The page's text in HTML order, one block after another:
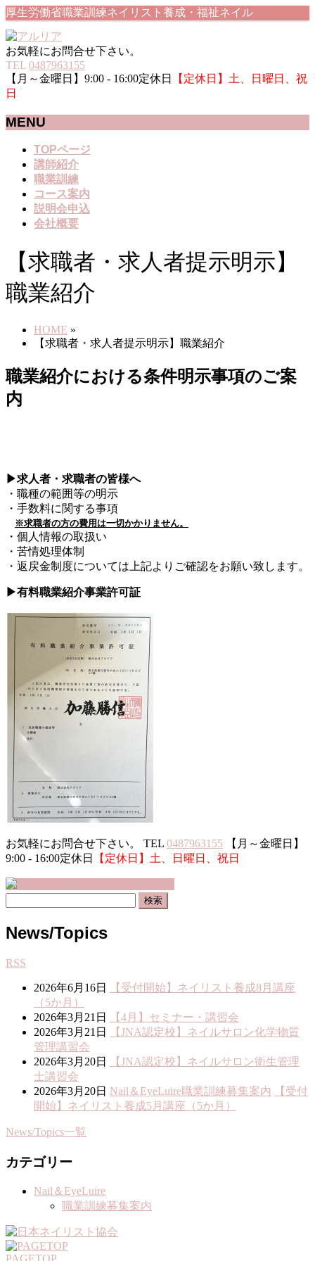
厚生労働省職業訓練ネイリスト養成・福祉ネイル
お気軽にお問合せ下さい。
TEL 0487963155
【月～金曜日】9:00 - 16:00定休日
【定休日】土、日曜日、祝
日
MENU
TOPページ
講師紹介
職業訓練
コース案内
説明会申込
会社概要
【求職者・求人者提示明示】
職業紹介
HOME »
【求職者・求人者提示明示】職業紹介
職業紹介における条件明示事項のご案
内
▶求人者・求職者の皆様へ
・職種の範囲等の明示
・手数料に関する事項
※求職者の方の費用は一切かかりません。
・個人情報の取扱い
・苦情処理体制
・返戻金制度については上記よりご確認をお願い致します。
▶有料職業紹介事業許可証
お気軽にお問合せ下さい。 TEL 0487963155
【月～金曜日】
9:00 - 16:00定休日
【定休日】土、日曜日、祝日
News/Topics
RSS
2026年6月16日
【受付開始】ネイリスト養成8月講座
（5か月）
2026年3月21日
【4月】セミナー・講習会
2026年3月21日
【JNA認定校】ネイルサロン化学物質
管理講習会
2026年3月20日
【JNA認定校】ネイルサロン衛生管理
士講習会
2026年3月20日 Nail＆EyeLuire職業訓練募集案内
【受付
開始】ネイリスト養成5月講座（5か月）
News/Topics一覧
カテゴリー
Nail＆EyeLuire
職業訓練募集案内